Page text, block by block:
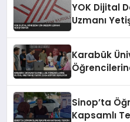
YOK Dijital
Uzmanı
Karabük
Sinop’ta
Kapsamlı